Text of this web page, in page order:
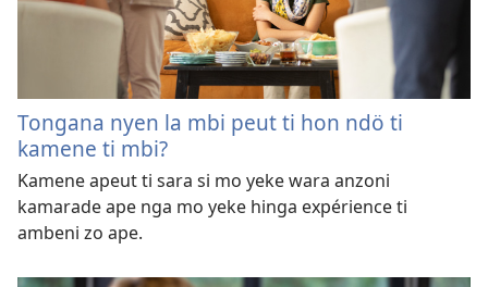
Tongana nyen la mbi peut ti hon ndö ti
kamene ti mbi?
Kamene apeut ti sara si mo yeke wara anzoni
kamarade ape nga mo yeke hinga expérience ti
ambeni zo ape.